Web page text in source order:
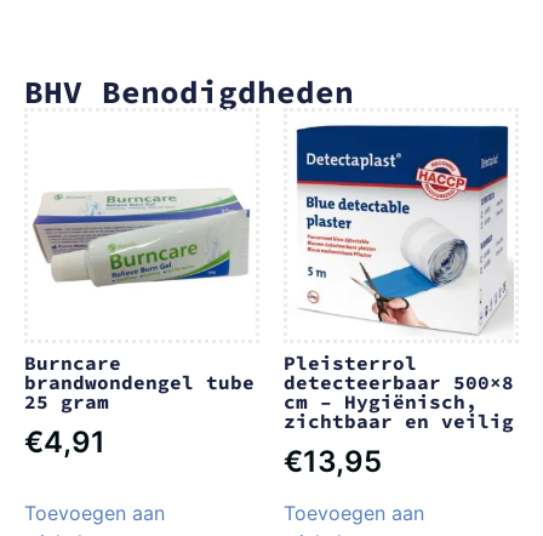
BHV Benodigdheden
Burncare
brandwondengel tube
25 gram
€4,91
Toevoegen aan
Pleisterrol
detecteerbaar 500×8
cm – Hygiënisch,
zichtbaar en veilig
€13,95
Toevoegen aan